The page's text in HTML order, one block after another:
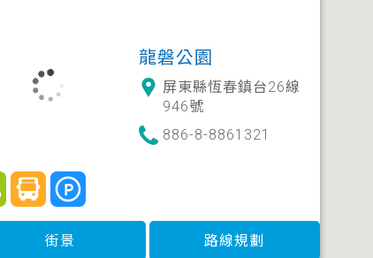
龍磐公園
屏東縣恆春鎮台26線
946號
886-8-8861321
街景 路線規劃